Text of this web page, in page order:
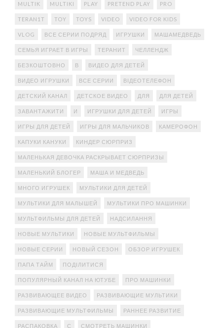
MULTIK MULTIKI PLAY PRETEND PLAY PRO
TERAN1T TOY TOYS VIDEO VIDEO FOR KIDS
VLOG ВСЕ СЕРИИ ПОДРЯД ИГРУШКИ МАШАМЕДВЕДЬ
СЕМЬЯ ИГРАЕТ В ИГРЫ ТЕРАНИТ ЧЕЛЛЕНДЖ
БЕЗКОШТОВНО В ВИДЕО ДЛЯ ДЕТЕЙ
ВИДЕО ИГРУШКИ ВСЕ СЕРИИ ВІДЕОТЕЛЕФОН
ДЕТСКИЙ КАНАЛ ДЕТСКОЕ ВИДЕО ДЛЯ ДЛЯ ДЕТЕЙ
ЗАВАНТАЖИТИ И ИГРУШКИ ДЛЯ ДЕТЕЙ ИГРЫ
ИГРЫ ДЛЯ ДЕТЕЙ ИГРЫ ДЛЯ МАЛЬЧИКОВ КАМЕРОФОН
КАПУКИ КАНУКИ КИНДЕР СЮРПРИЗ
МАЛЕНЬКАЯ ДЕВОЧКА РАСКРЫВАЕТ СЮРПРИЗЫ
МАЛЕНЬКИЙ БЛОГЕР МАША И МЕДВЕДЬ
МНОГО ИГРУШЕК МУЛЬТИКИ ДЛЯ ДЕТЕЙ
МУЛЬТИКИ ДЛЯ МАЛЫШЕЙ МУЛЬТИКИ ПРО МАШИНКИ
МУЛЬТФИЛЬМЫ ДЛЯ ДЕТЕЙ НАДСИЛАННЯ
НОВЫЕ МУЛЬТИКИ НОВЫЕ МУЛЬТФИЛЬМЫ
НОВЫЕ СЕРИИ НОВЫЙ СЕЗОН ОБЗОР ИГРУШЕК
ПАПА ТАЙМ ПОДІЛИТИСЯ
ПОПУЛЯРНЫЙ КАНАЛ НА ЮТУБЕ ПРО МАШИНКИ
РАЗВИВАЮЩЕЕ ВИДЕО РАЗВИВАЮЩИЕ МУЛЬТИКИ
РАЗВИВАЮЩИЕ МУЛЬТФИЛЬМЫ РАННЕЕ РАЗВИТИЕ
РАСПАКОВКА С СМОТРЕТЬ МАШИНКИ